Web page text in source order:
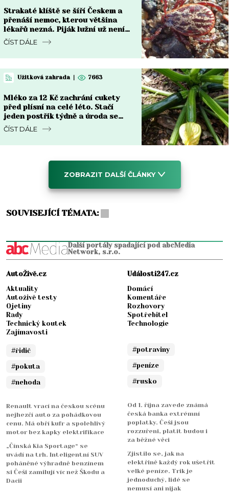
Strakaté klíště se šíří Českem a
přenáší nemoc, kterou většina
lékařů nezná. Piják lužní už není
jen na Moravě
ČÍST DÁLE
Užitková zahrada 7663
Mléko za 12 Kč zachrání cukety
před plísní na celé léto. Stačí
jeden postřik týdně a úroda se
zdvojnásobí
ČÍST DÁLE
ZOBRAZIT DALŠÍ ČLÁNKY
SOUVISEJÍCÍ TÉMATA:
Další portály spadající pod abcMedia
Network, s.r.o.
AutoŽivě.cz
Aktuality
Autoživě testy
Ojetiny
Rady
Technický koutek
Zajímavosti
#řidič
#pokuta
#nehoda
Renault vrací na českou scénu
nejhezčí auto za pohádkovou
cenu. Má obří kufr a spolehlivý
motor bez kapky elektrifikace
„Čínská Kia Sportage“ se
uvádí na trh. Inteligentní SUV
poháněné výhradně benzínem
si Češi zamilují víc než Škodu a
Dacii
Události247.cz
Domácí
Komentáře
Rozhovory
Spotřebitel
Technologie
#potraviny
#peníze
#rusko
Od 1. října zavede známá
česká banka extrémní
poplatky. Češi jsou
rozzuřeni, platit budou i
za běžné věci
Zjistilo se, jak na
elektřině každý rok ušetřit
velké peníze. Trik je
jednoduchý, lidé se
nemusí ani nijak